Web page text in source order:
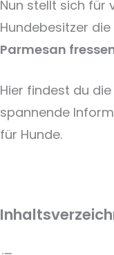
Nun stellt sich
Hundebesitzer
Parmesan
Hier findest du
spannende
für Hunde.